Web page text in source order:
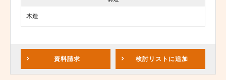
木造
資料請求 検討リスト に追加